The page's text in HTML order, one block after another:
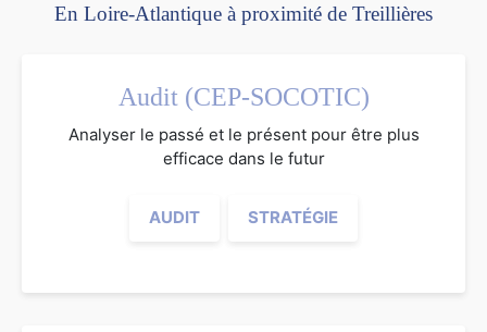
En Loire-Atlantique à proximité de Treillières
Audit (CEP-SOCOTIC)
Analyser le passé et le présent pour être plus
efficace dans le futur
AUDIT STRATÉGIE